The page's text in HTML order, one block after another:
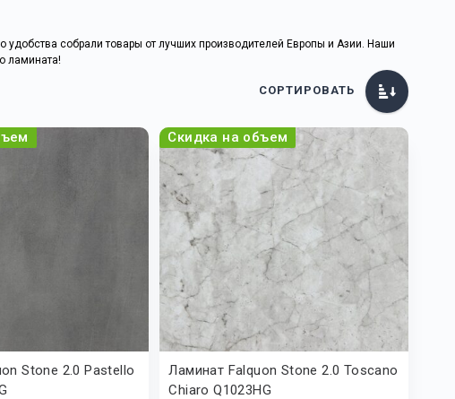
собрали товары от лучших производителей Европы и Азии. Наши
ламината!
СОРТИРОВАТЬ
Stone 2.0 Pastello
Скидка на объем
Ламинат Falquon Stone 2.0 Toscano
Chiaro Q1023HG